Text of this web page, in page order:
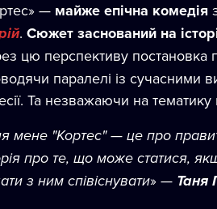
— майже епічна комедія
. Сюжет заснований на
цю перспективу постановка
паралелі із сучасними
Та незважаючи на
мене "Кортес" — це про
про те, що може статися,
з ним співіснувати» — Таня